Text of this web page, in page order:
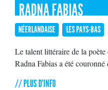
RADNA FABIAS
NÉERLANDAISE LES PAYS-BAS
Le talent littéraire de la
Radna Fabias a été
// PLUS D'INFO